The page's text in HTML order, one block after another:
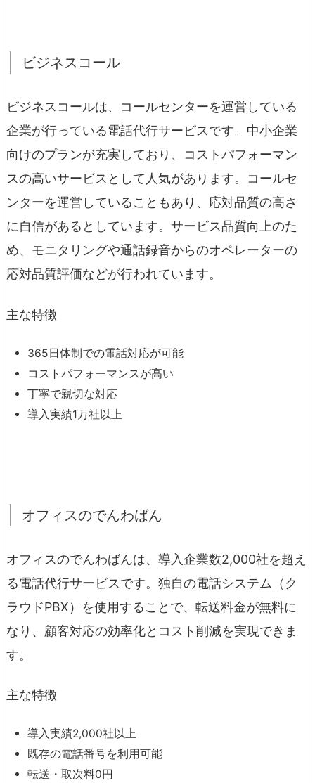
ビジネスコール
ビジネスコールは、コールセンターを運営している
企業が行っている電話代行サービスです。中小企業
向けのプランが充実しており、コストパフォーマン
スの高いサービスとして人気があります。コールセ
ンターを運営していることもあり、応対品質の高さ
に自信があるとしています。サービス品質向上のた
め、モニタリングや通話録音からのオペレーターの
応対品質評価などが行われています。
主な特徴
365日体制での電話対応が可能
コストパフォーマンスが高い
丁寧で親切な対応
導入実績1万社以上
オフィスのでんわばん
オフィスのでんわばんは、導入企業数2,000社を超え
る電話代行サービスです。独自の電話システム（ク
ラウドPBX）を使用することで、転送料金が無料に
なり、顧客対応の効率化とコスト削減を実現できま
す。
主な特徴
導入実績2,000社以上
既存の電話番号を利用可能
転送・取次料0円